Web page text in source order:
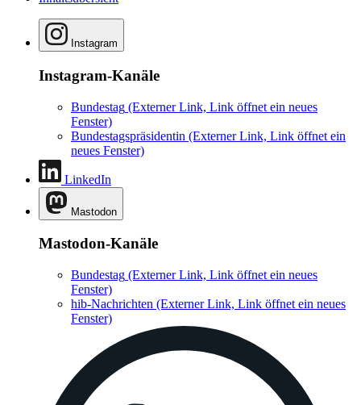
Instagram
Instagram-Kanäle
Bundestag (Externer Link, Link öffnet ein neues
Fenster)
Bundestagspräsidentin (Externer Link, Link öffnet ein
neues Fenster)
LinkedIn
Mastodon
Mastodon-Kanäle
Bundestag (Externer Link, Link öffnet ein neues
Fenster)
hib-Nachrichten (Externer Link, Link öffnet ein neues
Fenster)